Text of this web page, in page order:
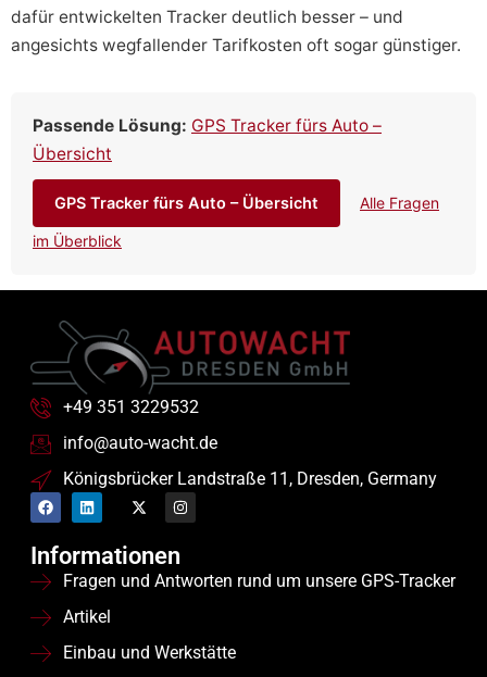
dafür entwickelten Tracker deutlich besser – und
angesichts wegfallender Tarifkosten oft sogar günstiger.
Passende Lösung: GPS Tracker fürs Auto –
Übersicht
GPS Tracker fürs Auto – Übersicht Alle Fragen
im Überblick
+49 351 3229532
info@auto-wacht.de
Königsbrücker Landstraße 11, Dresden, Germany
Informationen
Fragen und Antworten rund um unsere GPS-Tracker
Artikel
Einbau und Werkstätte